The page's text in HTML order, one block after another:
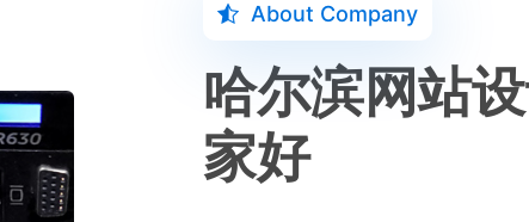
About Company
哈尔滨网站
家好